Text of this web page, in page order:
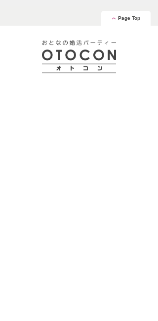
Page Top